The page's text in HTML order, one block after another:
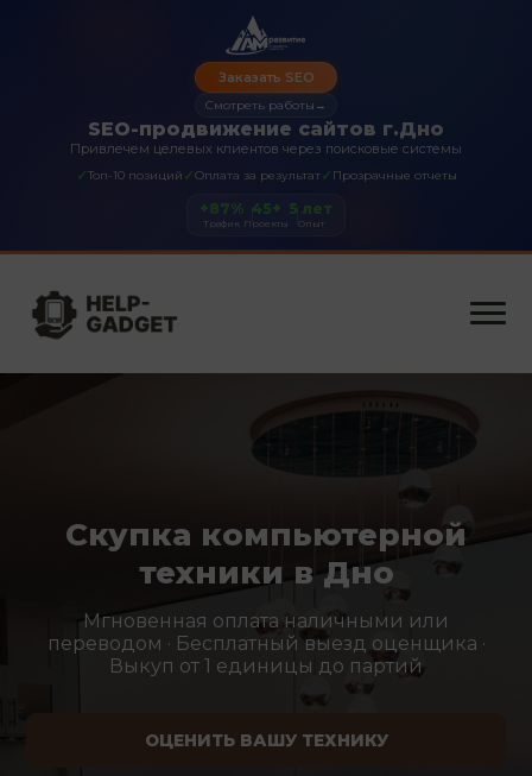
SEO-продвижение сайтов г.Дно
Привлечем целевых клиентов через поисковые системы
✓Топ-10 позиций ✓Оплата за результат✓ Прозрачные отчеты
Заказать SEO
Смотреть работы →
+87%
Трафик
45+
Проекты
5 лет
Опыт
Скупка компьютерной
техники в Дно
Мгновенная оплата наличными или
переводом · Бесплатный выезд оценщика ·
Выкуп от 1 единицы до партий
ОЦЕНИТЬ ВАШУ ТЕХНИКУ